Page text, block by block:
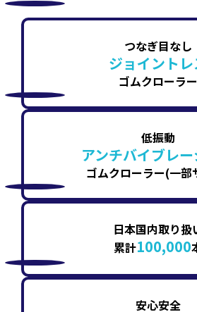
つなぎ目なし
ジョイントレ
ゴムクローラー
低振動
アンチバイブレ
ゴムクローラー(一部
日本国内取り扱
累計100,000
安心安全